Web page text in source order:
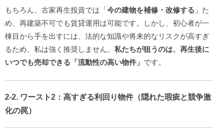
もちろん、古家再生投資では「今の建物を補修・改修する 」た
め、再建築不可でも賃貸運用は可能です。しかし、初心者が一
棟目から手を出すには、法的な知識や将来的なリスクが高すぎ
るため、私は強く推奨しません。 私たちが狙うのは、再生後に
いつでも売却できる「流動性の高い物件」 です。
2-2. ワースト2：高すぎる利回り物件（隠れた瑕疵と競争激
化の罠）